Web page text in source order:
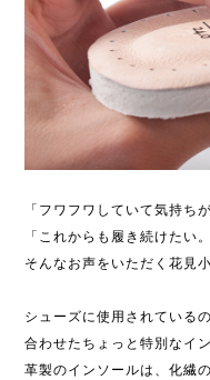
「フワフワしていて気持ち
「これからも履き続けたい
そんなお声をいただく花見
シューズに使用されている
合わせたちょっと特別なイン
革製のインソールは、化繊